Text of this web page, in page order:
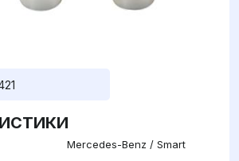
Mercedes-Benz / Smart